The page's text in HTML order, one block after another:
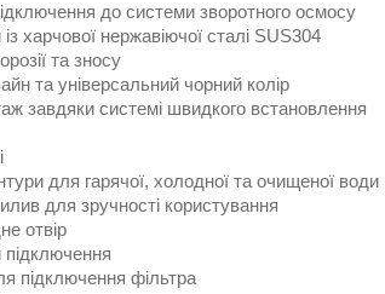
до системи зворотного осмосу
харчової нержавіючої сталі SUS304
та зносу
та універсальний чорний колір
завдяки системі швидкого встановлення
для гарячої, холодної та очищеної води
для зручності користування
отвір
підключення
підключення фільтра